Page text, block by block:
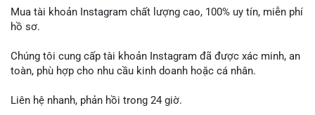
Mua tài khoản Instagram chất lượng cao, 100% uy tín, miễn phí
hồ sơ.
Chúng tôi cung cấp tài khoản Instagram đã được xác minh, an
toàn, phù hợp cho nhu cầu kinh doanh hoặc cá nhân.
Liên hệ nhanh, phản hồi trong 24 giờ.